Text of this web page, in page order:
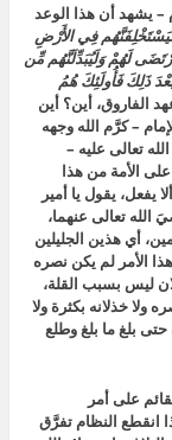
– يشهد أن هذا الوعد
فِي الأَرْضِ
لَهُمْ وَلَيُبَدِّلَنَّهُم مِّن
ذَلِكَ فَأُولَئِكَ هُمُ
الفاروق، أين؟ أين
– كرَّم الله وجهه
تعالى عليه –
الأمة من هذا
يفعل، يقول يا أمير
تعالى عنهما،
أي هذين الجليلين
الأمر لم يكن نصره
ليس بسبب القلة،
ولا خذلانه بكثرة ولا
بلغ ما بلغ وطلع
على أمر
انقطع النظام تفرَّق